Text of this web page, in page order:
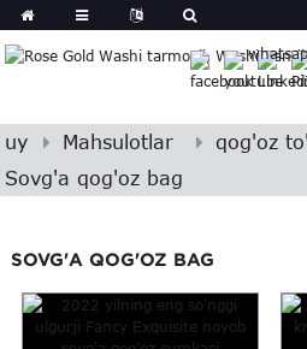
Japanese
Indonesian
Hindi
Bosnian
Corsican
Filipino
uy Mahsulotlar
qog'oz
Sovg'a qog'oz bag
SOVG'A QOG'OZ BAG